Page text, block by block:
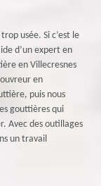
usée. Si c’est le
d’un expert en
en Villecresnes
en
puis nous
gouttières qui
Avec des outillages
un travail